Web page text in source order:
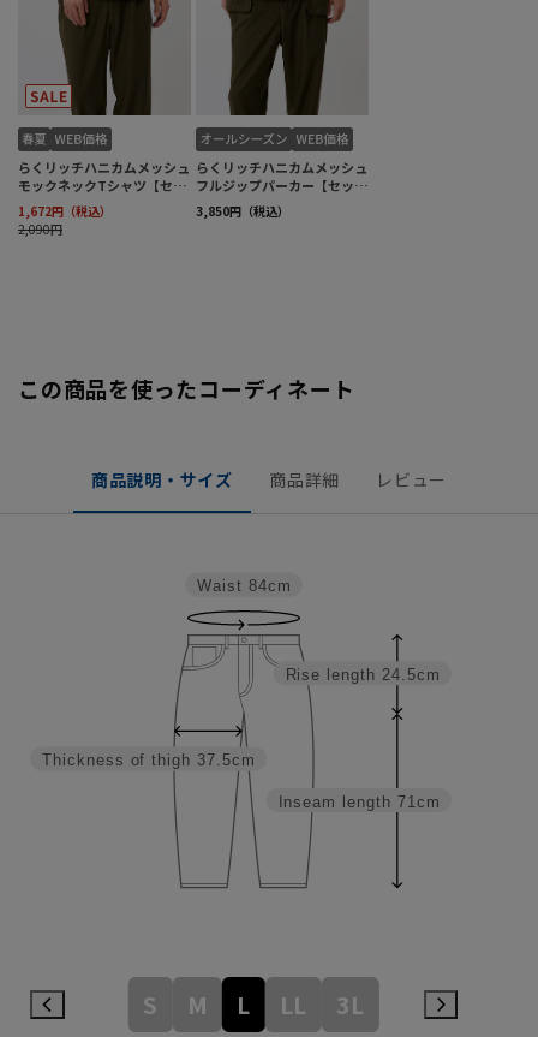
この商品を使ったコーディネート
商品説明・サイズ 商品詳細 レビュー
Inseam length 71cm
Rise length 24.5cm
Thickness of thigh 37.5cm
Waist 84cm
S M L LL 3L